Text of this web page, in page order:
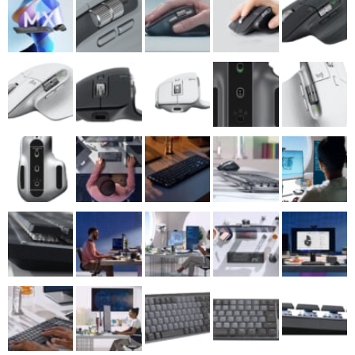
マンガ
女性向け
アプリレビュー
その他
電ファミニコゲーマーとは？
運営：株式会社マレ